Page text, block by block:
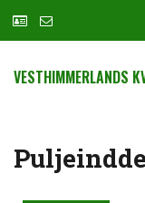
VESTHIMMERLANDS